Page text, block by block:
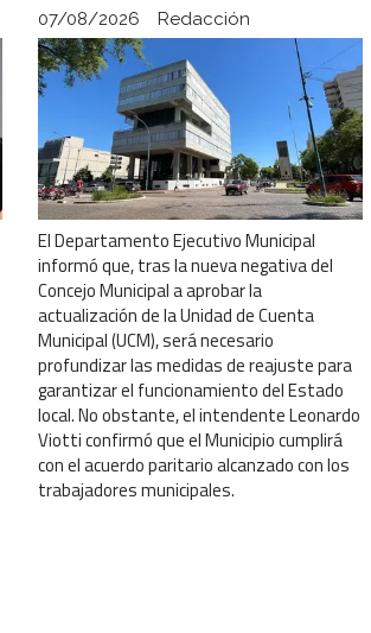
Redacción
07/08/2026
El Departamento Ejecutivo Municipal
informó que, tras la nueva negativa del
Concejo Municipal a aprobar la
actualización de la Unidad de Cuenta
Municipal (UCM), será necesario
profundizar las medidas de reajuste para
garantizar el funcionamiento del Estado
local. No obstante, el intendente Leonardo
Viotti confirmó que el Municipio cumplirá
con el acuerdo paritario alcanzado con los
trabajadores municipales.